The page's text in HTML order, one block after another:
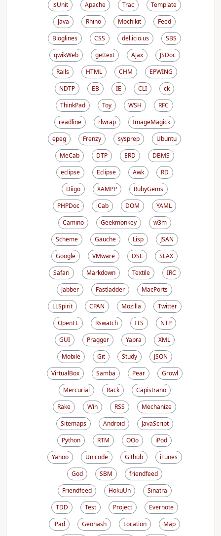
jsUnit
Apache Trac
Template
Java
Rhino Mochikit
Feed
Bloglines
CSS del.icio.us
SBS
qwikWeb
gettext Ajax
JSDoc
Rails
HTML CHM
EPWING
NDTP
EB IE CLI
ck
ThinkPad
Toy WSH
RFC
readline
rlwrap
ImageMagick
epeg
Frenzy sysprep
Ubuntu
MeCab
DTP ERD
DBMS
eclipse
Eclipse Awk
RD
Diigo
XAMPP
RubyGems
PHPDoc
iCab DOM
YAML
Camino
Geekmonkey
w3m
Scheme
Gauche Lisp
JSAN
Google
VMware DSL
SLAX
Safari
Markdown Textile
IRC
Jabber
Fastladder
MacPorts
LLSpirit
CPAN Mozilla
Twitter
OpenFL
Rswatch ITS
NTP
GUI
Pragger Yapra
XML
Mobile
Git Study
JSON
VirtualBox
Samba Pear
Growl
Mercurial
Rack
Capistrano
Rake
Win RSS
Mechanize
Sitemaps
Android
JavaScript
Python
RTM OOo
iPod
Yahoo
Unicode Github
iTunes
God
SBM
friendfeed
Friendfeed
HokuUn
Sinatra
TDD
Test Project
Evernote
iPad
Geohash Location
Map